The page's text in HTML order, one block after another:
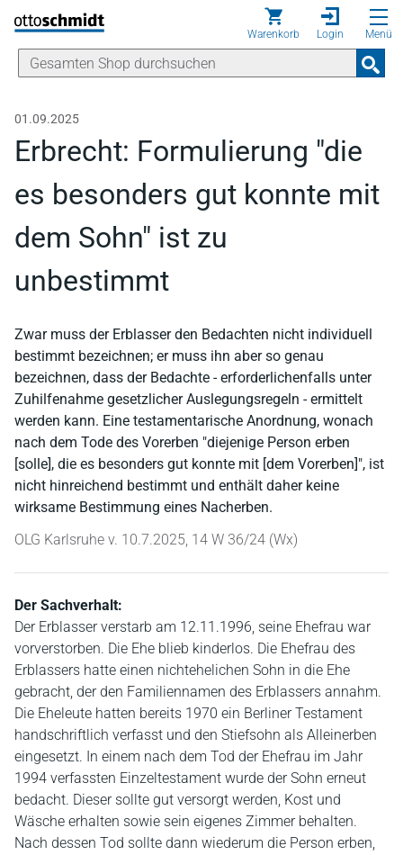
Direkt zum Inhalt
Warenkorb Login Menü
01.09.2025
Erbrecht: Formulierung "die
es besonders gut konnte mit
dem Sohn" ist zu
unbestimmt
Zwar muss der Erblasser den Bedachten nicht individuell
bestimmt bezeichnen; er muss ihn aber so genau
bezeichnen, dass der Bedachte - erforderlichenfalls unter
Zuhilfenahme gesetzlicher Auslegungsregeln - ermittelt
werden kann. Eine testamentarische Anordnung, wonach
nach dem Tode des Vorerben "diejenige Person erben
[solle], die es besonders gut konnte mit [dem Vorerben]", ist
nicht hinreichend bestimmt und enthält daher keine
wirksame Bestimmung eines Nacherben.
OLG Karlsruhe v. 10.7.2025, 14 W 36/24 (Wx)
Der Sachverhalt:
Der Erblasser verstarb am 12.11.1996, seine Ehefrau war
vorverstorben. Die Ehe blieb kinderlos. Die Ehefrau des
Erblassers hatte einen nichtehelichen Sohn in die Ehe
gebracht, der den Familiennamen des Erblassers annahm.
Die Eheleute hatten bereits 1970 ein Berliner Testament
handschriftlich verfasst und den Stiefsohn als Alleinerben
eingesetzt. In einem nach dem Tod der Ehefrau im Jahr
1994 verfassten Einzeltestament wurde der Sohn erneut
bedacht. Dieser sollte gut versorgt werden, Kost und
Wäsche erhalten sowie sein eigenes Zimmer behalten.
Nach dessen Tod sollte dann wiederum die Person erben,